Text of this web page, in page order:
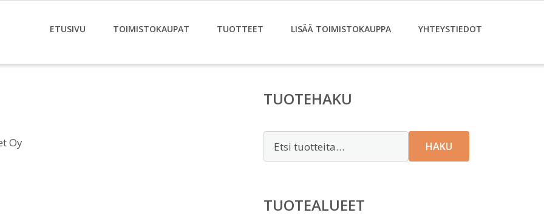
ETUSIVU TOIMISTOKAUPAT TUOTTEET LISÄÄ TOIMISTOKAUPPA YHTEYSTIEDOT
Oy
TUOTEHAKU
HAKU
TUOTEALUEET